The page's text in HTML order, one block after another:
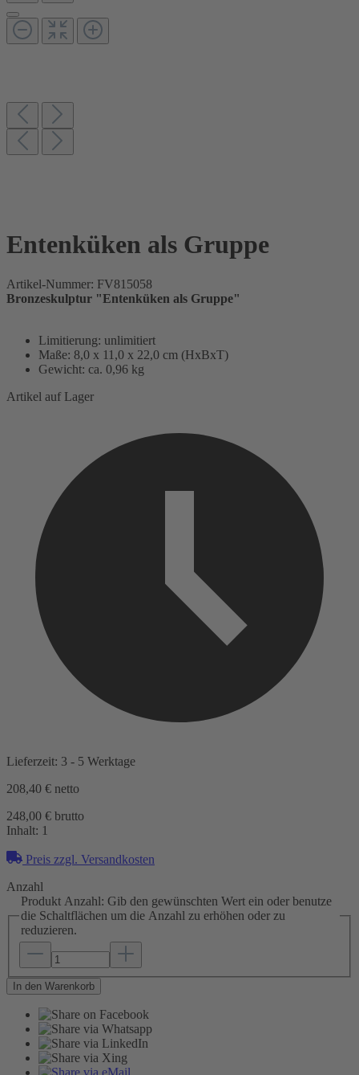
Entenküken als Gruppe
Artikel-Nummer: FV815058
Bronzeskulptur "Entenküken als Gruppe"
Limitierung: unlimitiert
Maße: 8,0 x 11,0 x 22,0 cm (HxBxT)
Gewicht: ca. 0,96 kg
Artikel auf Lager
Lieferzeit: 3 - 5 Werktage
208,40 € netto
248,00 € brutto
Inhalt: 1
Preis zzgl. Versandkosten
Anzahl
Produkt Anzahl: Gib den gewünschten Wert ein oder benutze
die Schaltflächen um die Anzahl zu erhöhen oder zu
reduzieren.
In den Warenkorb